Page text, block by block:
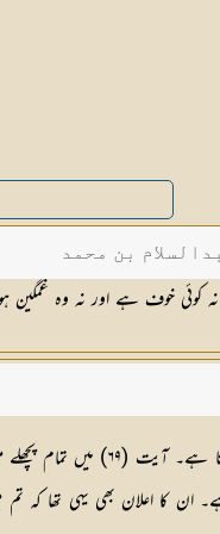
بن محمد
خوف ہے اور نہ وہ
آیت (٦٢) کی تشریح آخری نوٹ میں ملے گی۔ قرآن کا عام اسلوب
ہے۔ ان کا اعلان بھی یہی تھا